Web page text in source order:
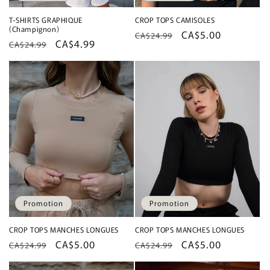
T-SHIRTS GRAPHIQUE
(Champignon)
Prix
habituel
CA$24.99
Prix
promotionnel
CA$4.99
CROP TOPS CAMISOLES
Prix
CA$24.99
Prix
CA$5.00
Promotion
CROP TOPS MANCHES LONGUES
Prix
habituel
CA$24.99
Prix
promotionnel
CA$5.00
Promotion
CROP TOPS MANCHES LONGUES
Prix
habituel
CA$24.99
Prix
promotionnel
CA$5.00